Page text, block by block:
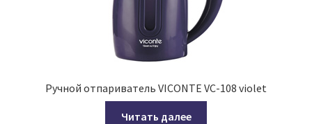
Ручной отпариватель VICONTE VC-108 violet
Читать далее